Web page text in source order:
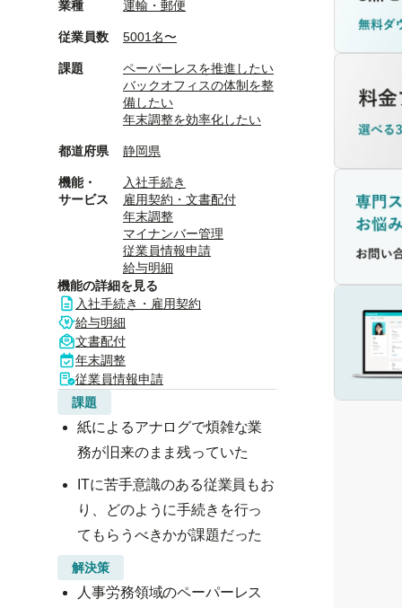
業種 運輸・郵便
従業員数 5001名〜
課題
ペーパーレスを推進したい
バックオフィスの体制を整
備したい
年末調整を効率化したい
都道府県 静岡県
機能・
サービス
入社手続き
雇用契約・文書配付
年末調整
マイナンバー管理
従業員情報申請
給与明細
機能の詳細を見る
入社手続き・雇用契約
給与明細
文書配付
年末調整
従業員情報申請
課題
紙によるアナログで煩雑な業
務が旧来のまま残っていた
ITに苦手意識のある従業員もお
り、どのように手続きを行っ
てもらうべきかが課題だった
解決策
人事労務領域のペーパーレス